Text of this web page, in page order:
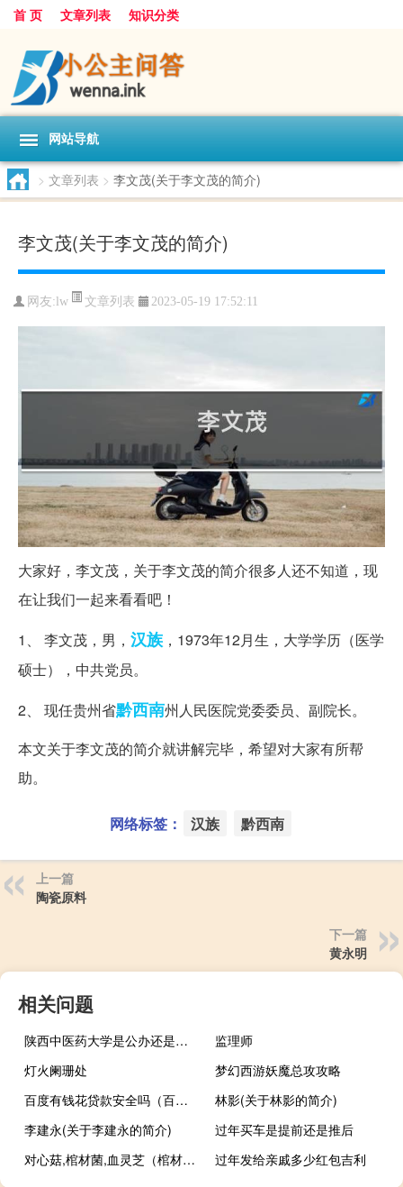
首 页 文章列表 知识分类
网站导航
> 文章列表 > 李文茂(关于李文茂的简介)
李文茂(关于李文茂的简介)
网友: lw 文章列表 2023-05-19 17:52:11
大家好，李文茂，关于李文茂的简介很多人还不知道，现
在让我们一起来看看吧！
1、 李文茂，男， 汉族 ，1973年12月生，大学学历（医学
硕士），中共党员。
2、 现任贵州省黔西南州人民医院党委委员、副院长。
本文关于李文茂的简介就讲解完毕，希望对大家有所帮
助。
网络标签： 汉族 黔西南
上一篇
陶瓷原料
下一篇
黄永明
相关问题
陕西中医药大学是公办还是民办
监理师
灯火阑珊处
梦幻西游妖魔总攻攻略
百度有钱花贷款安全吗（百度有钱花是高利贷吗百度钱包有钱花陷阱怎么回事）
林影(关于林影的简介)
李建永(关于李建永的简介)
过年买车是提前还是推后
对心菇,棺材菌,血灵芝（棺材菌的功效与作用血灵芝治好了我的癌症）
过年发给亲戚多少红包吉利